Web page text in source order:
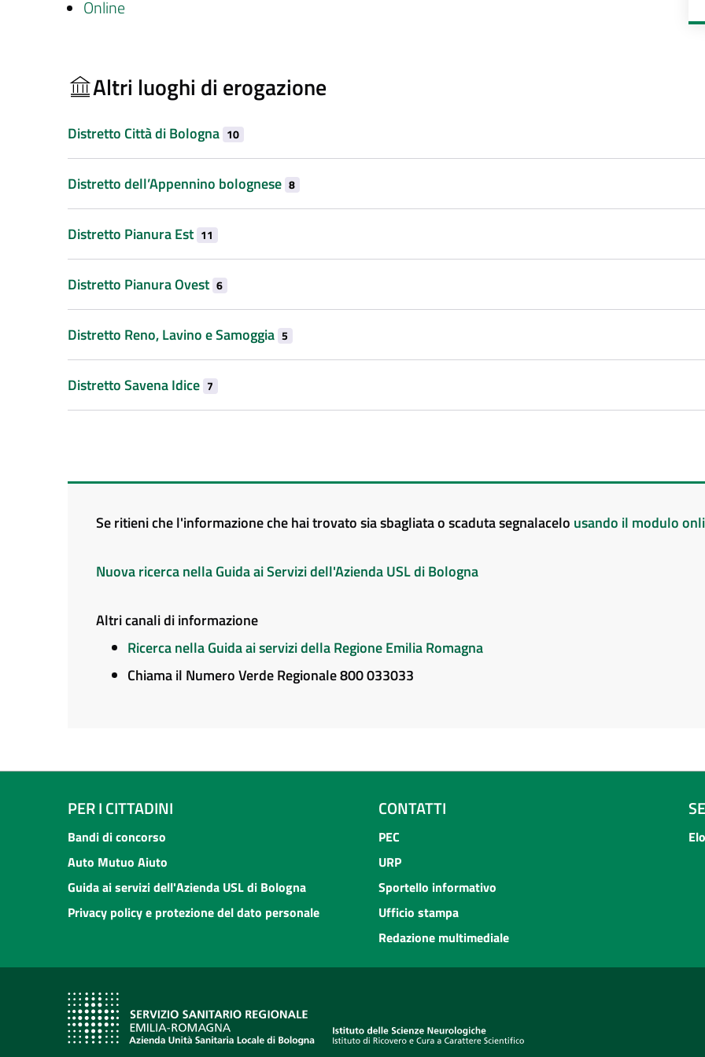
Online
Altri luoghi di erogazione
Distretto Città di Bologna 10
Distretto dell’Appennino bolognese 8
Distretto Pianura Est 11
Distretto Pianura Ovest 6
Distretto Reno, Lavino e Samoggia 5
Distretto Savena Idice 7
Se ritieni che l'informazione che hai trovato sia sbagliata o scaduta segnalacelo usando il modulo
Nuova ricerca nella Guida ai Servizi dell'Azienda USL di Bologna
Altri canali di informazione
Ricerca nella Guida ai servizi della Regione Emilia Romagna
Chiama il Numero Verde Regionale 800 033033
PER I CITTADINI
Bandi di concorso
Auto Mutuo Aiuto
Guida ai servizi dell'Azienda USL di Bologna
Privacy policy e protezione del dato personale
CONTATTI
PEC
URP
Sportello informativo
Ufficio stampa
Redazione multimediale